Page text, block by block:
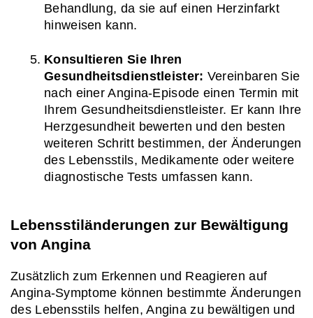
Behandlung, da sie auf einen Herzinfarkt
hinweisen kann.
Konsultieren Sie Ihren
Gesundheitsdienstleister: Vereinbaren Sie
nach einer Angina-Episode einen Termin mit
Ihrem Gesundheitsdienstleister. Er kann Ihre
Herzgesundheit bewerten und den besten
weiteren Schritt bestimmen, der Änderungen
des Lebensstils, Medikamente oder weitere
diagnostische Tests umfassen kann.
Lebensstiländerungen zur Bewältigung
von Angina
Zusätzlich zum Erkennen und Reagieren auf
Angina-Symptome können bestimmte Änderungen
des Lebensstils helfen, Angina zu bewältigen und